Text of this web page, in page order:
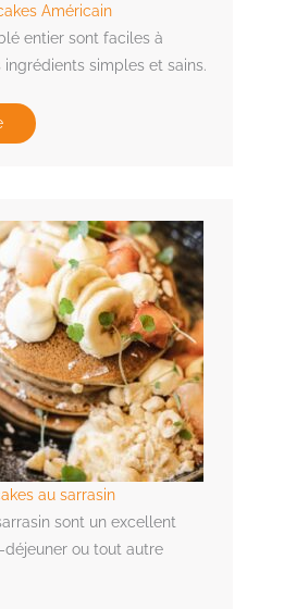
Américain
entier sont faciles à
simples et sains.
au sarrasin
sont un excellent
ou tout autre